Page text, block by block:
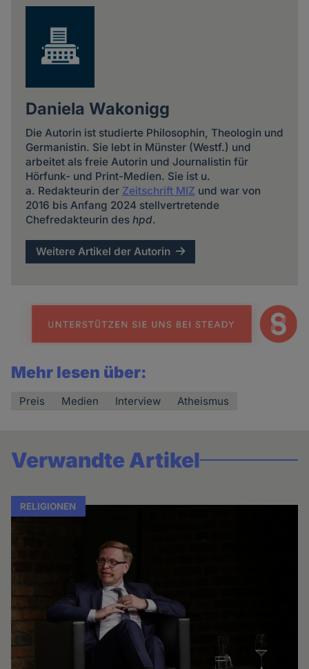
Daniela Wakonigg
Die Autorin ist studierte Philosophin, Theologin und
Germanistin. Sie lebt in Münster (Westf.) und
arbeitet als freie Autorin und Journalistin für
Hörfunk- und Print-Medien. Sie ist u.
a. Redakteurin der Zeitschrift MIZ und war von
2016 bis Anfang 2024 stellvertretende
Chefredakteurin des hpd.
Weitere Artikel der Autorin
Mehr lesen über:
Preis Medien Interview Atheismus
Verwandte Artikel
RELIGIONEN